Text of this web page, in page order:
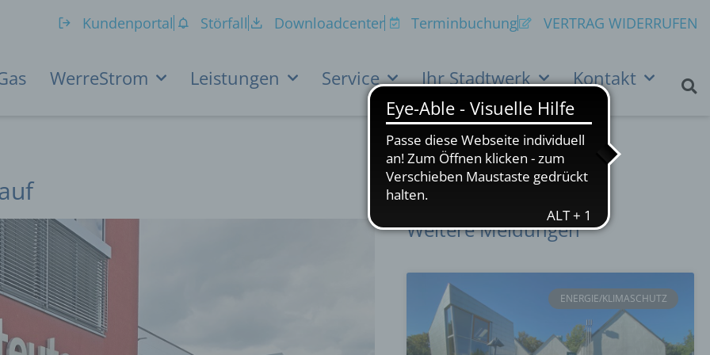
Kundenportal Störfall Downloadcenter Terminbuchung VERTRAG WIDERRUFEN
WerreStrom Leistungen Service Ihr Stadtwerk Kontakt
Weitere Meldungen
ENERGIE/KLIMASCHUTZ